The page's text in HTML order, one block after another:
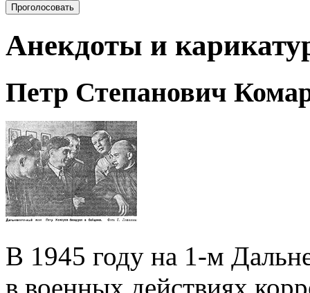
Проголосовать
Анекдоты и
Петр Степанович
В 1945 году на 1-м